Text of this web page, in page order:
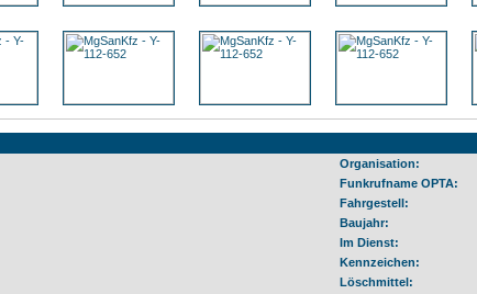
Organisation:
Funkrufname OPTA:
Fahrgestell:
Baujahr:
Im Dienst:
Kennzeichen:
Löschmittel: